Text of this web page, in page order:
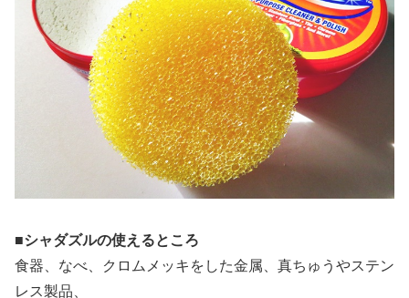
■シャダズルの使えるところ
食器、なべ、クロムメッキをした金属、真ちゅうやステン
レス製品、